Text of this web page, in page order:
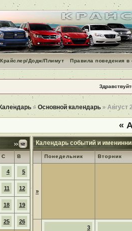
Додж/Плимут Правила поведения
» Основной календарь» Август
«
С В
4 5
11 12
18 19
25 26
Календарь событий и
Понедельник Вторник
»
3